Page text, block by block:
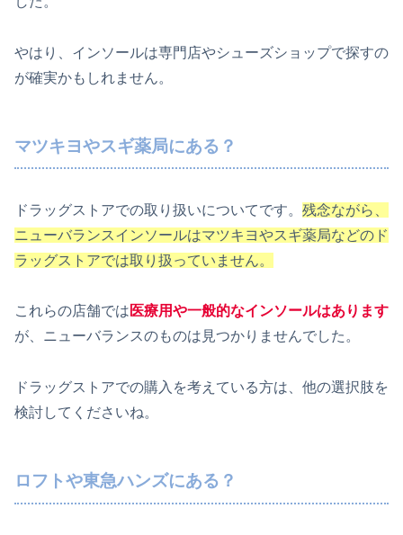
やはり、インソールは専門店やシューズショップで探すの
が確実かもしれません。
マツキヨやスギ薬局にある？
ドラッグストアでの取り扱いについてです。 残念ながら、
ニューバランスインソールはマツキヨやスギ薬局などのド
ラッグストアでは取り扱っていません。
これらの店舗では 医療用や一般的なインソールはあります
が、ニューバランスのものは見つかりませんでした。
ドラッグストアでの購入を考えている方は、他の選択肢を
検討してくださいね。
ロフトや東急ハンズにある？